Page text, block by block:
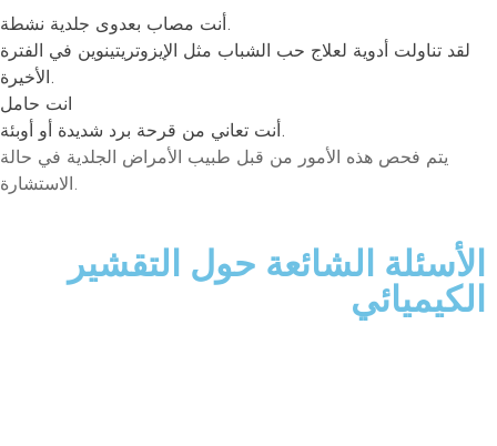
أنت مصاب بعدوى جلدية نشطة.
لقد تناولت أدوية لعلاج حب الشباب مثل الإيزوتريتينوين في الفترة
الأخيرة.
انت حامل
أنت تعاني من قرحة برد شديدة أو أوبئة.
يتم فحص هذه الأمور من قبل طبيب الأمراض الجلدية في حالة
الاستشارة.
الأسئلة الشائعة حول التقشير
الكيميائي